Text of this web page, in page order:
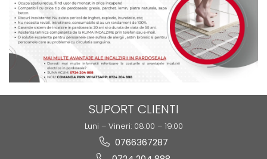
SUPORT CLIENTI
Luni – Vineri: 08:00 – 19:00
0766367287